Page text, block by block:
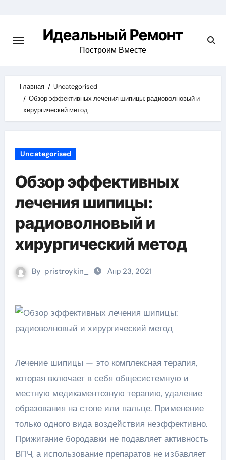
content
Идеальный Ремонт
Построим Вместе
Главная
Uncategorised
Обзор эффективных лечения шипицы: радиоволновый и
хирургический метод
Uncategorised
Обзор эффективных
лечения шипицы:
радиоволновый и
хирургический метод
By pristroykin_ Апр 23, 2021
Лечение шипицы — это комплексная терапия,
которая включает в себя общесистемную и
местную медикаментозную терапию, удаление
образования на стопе или пальце. Применение
только одного вида воздействия неэффективно.
Прижигание бородавки не подавляет активность
ВПЧ, а использование препаратов не избавляет